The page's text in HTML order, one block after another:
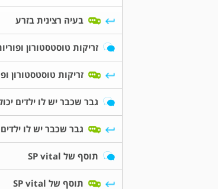
בעיה רצינית בזרע
זריקות טוסטסטורון
זריקות טוסטסטורון
גבר שכבר יש לו ילדים
גבר שכבר יש לו
תוסף של SP vital
תוסף של SP vital